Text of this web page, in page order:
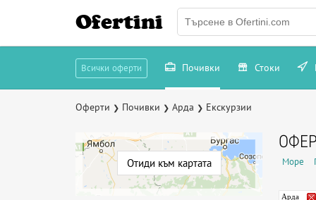
Ofertini
Всички оферти Почивки Стоки
Оферти ❯ Почивки ❯ Арда ❯ Екскурзии
Отиди към картата Море
Арда